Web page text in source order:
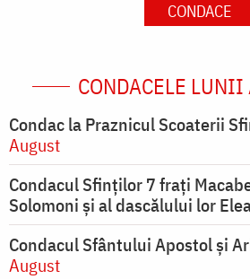
CONDACE
CONDACELE LUNII
Condac la Praznicul Scoaterii
August
Condacul Sfinţilor 7 fraţi
Solomoni şi al dascălului lor
Condacul Sfântului Apostol și
August